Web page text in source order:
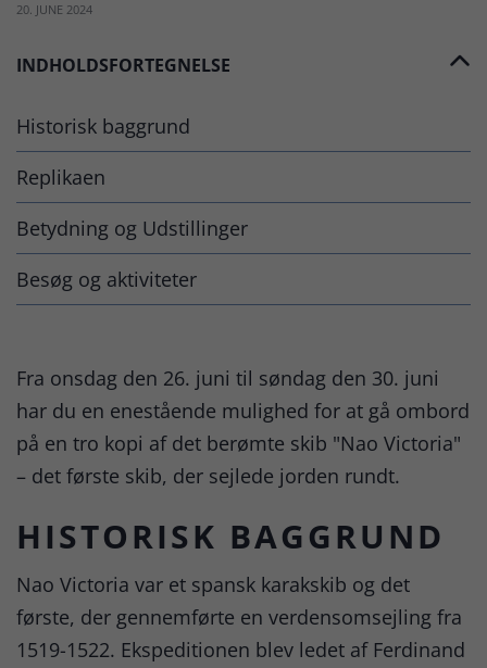
20. JUNE 2024
INDHOLDSFORTEGNELSE
Historisk baggrund
Replikaen
Betydning og Udstillinger
Besøg og aktiviteter
Fra onsdag den 26. juni til søndag den 30. juni
har du en enestående mulighed for at gå ombord
på en tro kopi af det berømte skib "Nao Victoria"
– det første skib, der sejlede jorden rundt.
HISTORISK BAGGRUND
Nao Victoria var et spansk karakskib og det
første, der gennemførte en verdensomsejling fra
1519-1522. Ekspeditionen blev ledet af Ferdinand